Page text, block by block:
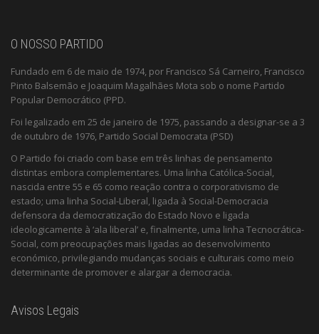
O NOSSO PARTIDO
Fundado em 6 de maio de 1974, por Francisco Sá Carneiro, Francisco
Pinto Balsemão e Joaquim Magalhães Mota sob o nome Partido
Popular Democrático (PPD.
Foi legalizado em 25 de janeiro de 1975, passando a designar-se a 3
de outubro de 1976, Partido Social Democrata (PSD)
O Partido foi criado com base em três linhas de pensamento
distintas embora complementares. Uma linha Católica-Social,
nascida entre 55 e 65 como reação contra o corporativismo de
estado; uma linha Social-Liberal, ligada à Social-Democracia
defensora da democratização do Estado Novo e ligada
ideologicamente à ‘ala liberal’ e, finalmente, uma linha Tecnocrática-
Social, com preocupações mais ligadas ao desenvolvimento
económico, privilegiando mudanças sociais e culturais como meio
determinante de promover e alargar a democracia.
Avisos Legais